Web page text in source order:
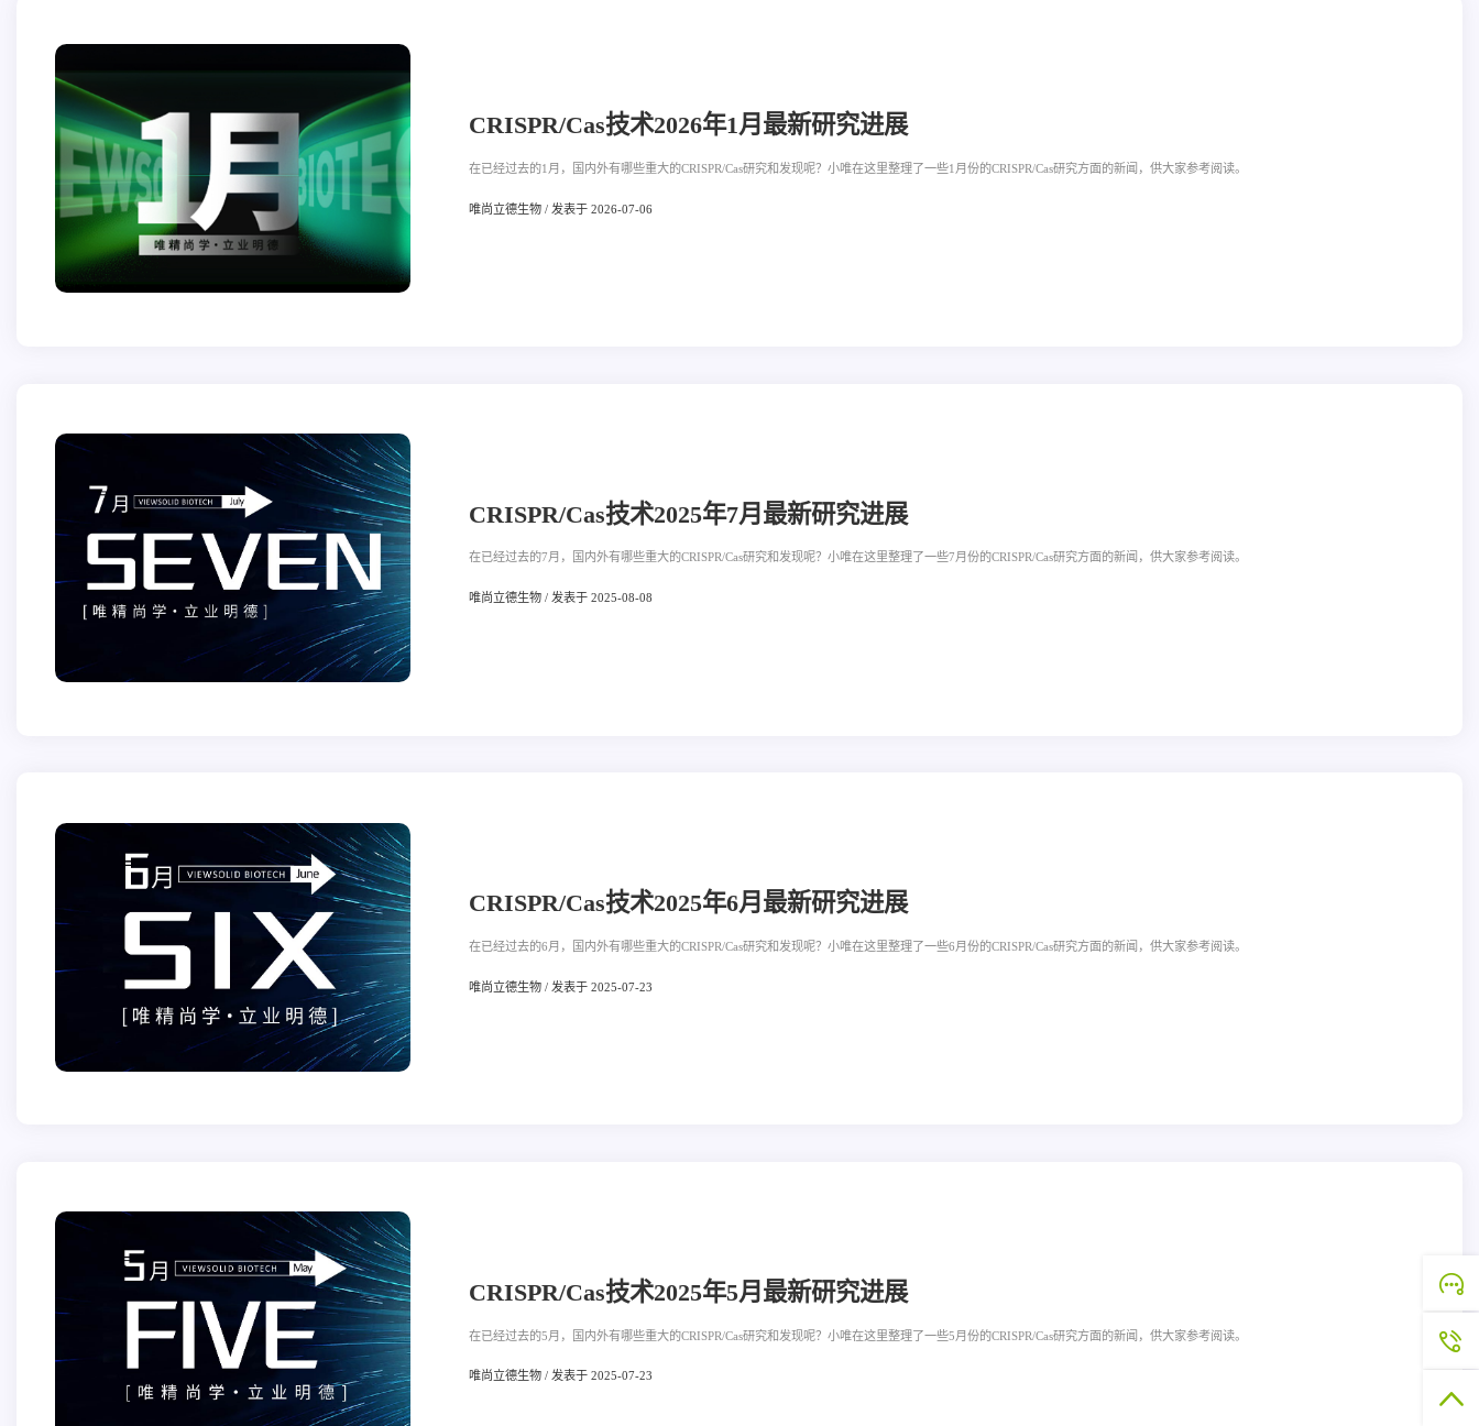
CRISPR/Cas技术2026年1月最新研究进展
在已经过去的1月，国内外有哪些重大的CRISPR/Cas研究和发现呢？小唯在这里整理了一些1月份的CRISPR/Cas研究方面的新闻，供大家参考阅读。
唯尚立德生物 / 发表于 2026-07-06
CRISPR/Cas技术2025年7月最新研究进展
在已经过去的7月，国内外有哪些重大的CRISPR/Cas研究和发现呢？小唯在这里整理了一些7月份的CRISPR/Cas研究方面的新闻，供大家参考阅读。
唯尚立德生物 / 发表于 2025-08-08
CRISPR/Cas技术2025年6月最新研究进展
在已经过去的6月，国内外有哪些重大的CRISPR/Cas研究和发现呢？小唯在这里整理了一些6月份的CRISPR/Cas研究方面的新闻，供大家参考阅读。
唯尚立德生物 / 发表于 2025-07-23
CRISPR/Cas技术2025年5月最新研究进展
在已经过去的5月，国内外有哪些重大的CRISPR/Cas研究和发现呢？小唯在这里整理了一些5月份的CRISPR/Cas研究方面的新闻，供大家参考阅读。
唯尚立德生物 / 发表于 2025-07-23